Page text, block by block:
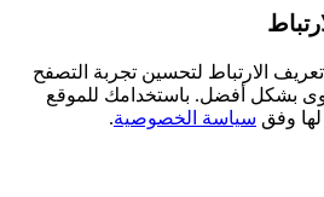
الارتباط لتحسين تجربة التصفح
بشكل أفضل. باستخدامك للموقع
وفق سياسة الخصوصية.